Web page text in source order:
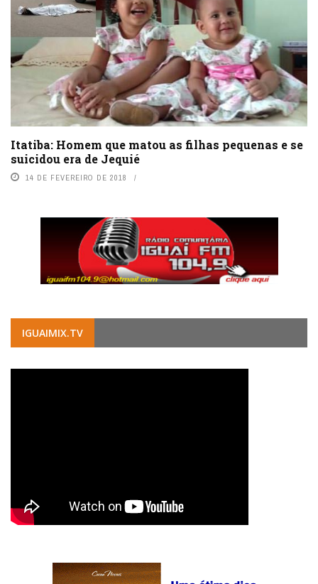
Itatiba: Homem que matou as filhas pequenas e se
suicidou era de Jequié
14 DE FEVEREIRO DE 2018
IGUAIMIX.TV